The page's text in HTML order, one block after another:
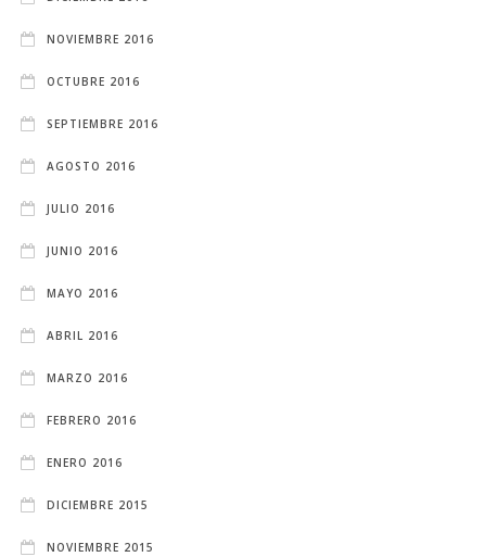
NOVIEMBRE 2016
OCTUBRE 2016
SEPTIEMBRE 2016
AGOSTO 2016
JULIO 2016
JUNIO 2016
MAYO 2016
ABRIL 2016
MARZO 2016
FEBRERO 2016
ENERO 2016
DICIEMBRE 2015
NOVIEMBRE 2015